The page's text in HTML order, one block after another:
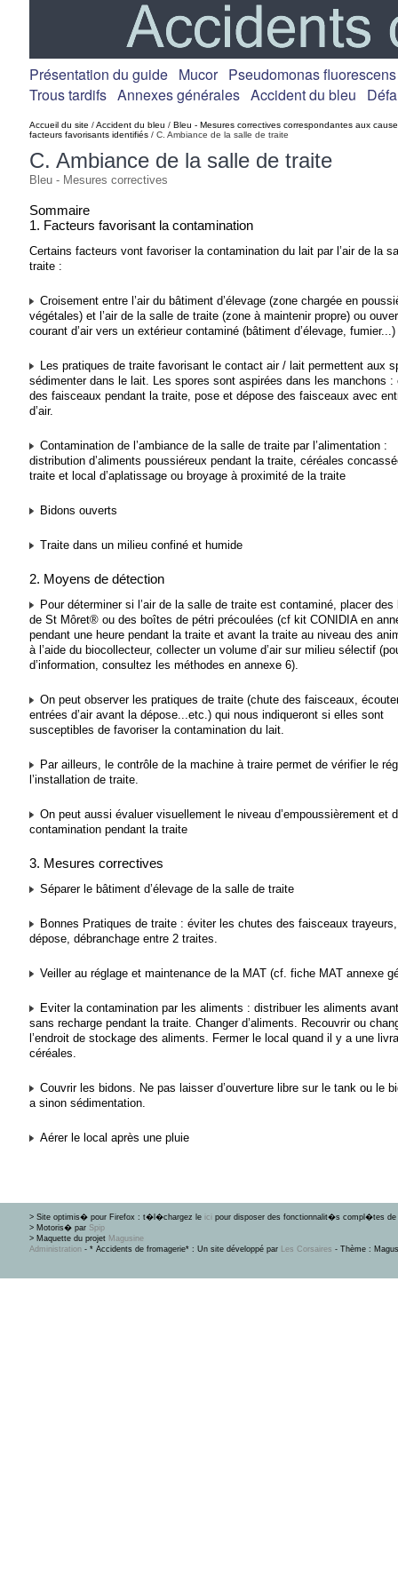
Présentation du guide Mucor Pseudomonas fluorescens
Trous tardifs Annexes générales Accident du bleu
Accueil du site /Accident du bleu / Bleu - Mesures correctives correspondantes aux
facteurs favorisants identifiés / C. Ambiance de la salle de traite
C. Ambiance de la salle de traite
Bleu - Mesures correctives
Sommaire
1. Facteurs favorisant la contamination
Certains facteurs vont favoriser la contamination du lait par l’air de la
traite :
Croisement entre l’air du bâtiment d’élevage (zone chargée en
végétales) et l’air de la salle de traite (zone à maintenir propre) ou
courant d’air vers un extérieur contaminé (bâtiment d’élevage, fumier...)
Les pratiques de traite favorisant le contact air / lait permettent aux
sédimenter dans le lait. Les spores sont aspirées dans les manchons :
des faisceaux pendant la traite, pose et dépose des faisceaux avec
d’air.
Contamination de l’ambiance de la salle de traite par l’alimentation :
distribution d’aliments poussiéreux pendant la traite, céréales
traite et local d’aplatissage ou broyage à proximité de la traite
Bidons ouverts
Traite dans un milieu confiné et humide
2. Moyens de détection
Pour déterminer si l’air de la salle de traite est contaminé, placer des
de St Môret® ou des boîtes de pétri précoulées (cf kit CONIDIA en
pendant une heure pendant la traite et avant la traite au niveau des
à l’aide du biocollecteur, collecter un volume d’air sur milieu sélectif
d’information, consultez les méthodes en annexe 6).
On peut observer les pratiques de traite (chute des faisceaux,
entrées d’air avant la dépose...etc.) qui nous indiqueront si elles sont
susceptibles de favoriser la contamination du lait.
Par ailleurs, le contrôle de la machine à traire permet de vérifier le
l’installation de traite.
On peut aussi évaluer visuellement le niveau d’empoussièrement et
contamination pendant la traite
3. Mesures correctives
Séparer le bâtiment d’élevage de la salle de traite
Bonnes Pratiques de traite : éviter les chutes des faisceaux
dépose, débranchage entre 2 traites.
Veiller au réglage et maintenance de la MAT (cf. fiche MAT annexe
Eviter la contamination par les aliments : distribuer les aliments
sans recharge pendant la traite. Changer d’aliments. Recouvrir ou
l’endroit de stockage des aliments. Fermer le local quand il y a une
céréales.
Couvrir les bidons. Ne pas laisser d’ouverture libre sur le tank ou le
a sinon sédimentation.
Aérer le local après une pluie
> Site optimis� pour Firefox : t�l�chargez le ici pour disposer des fonctionnalit�s compl�tes de
> Motoris� par Spip
> Maquette du projet Magusine
Administration - * Accidents de fromagerie* : Un site développé par Les Corsaires - Thème :